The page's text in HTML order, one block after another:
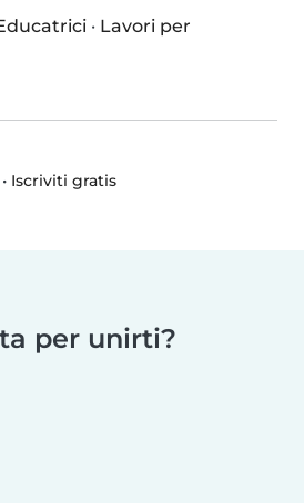
· Lavori per
Iscriviti gratis
per unirti?